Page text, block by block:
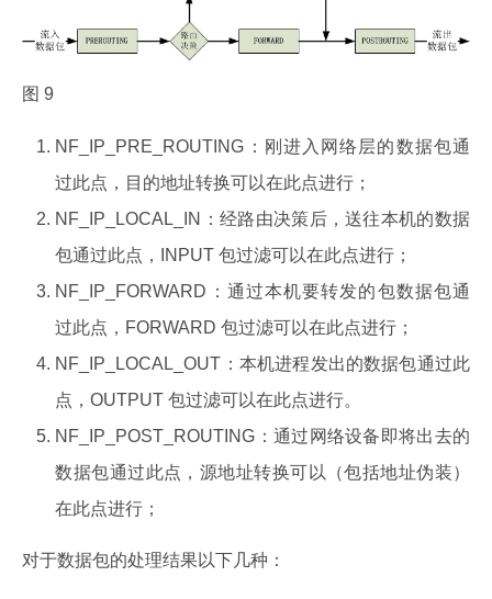
图 9
NF_IP_PRE_ROUTING：刚进入网络层的数据包通
过此点，目的地址转换可以在此点进行；
NF_IP_LOCAL_IN：经路由决策后，送往本机的数据
包通过此点，INPUT 包过滤可以在此点进行；
NF_IP_FORWARD：通过本机要转发的包数据包通
过此点，FORWARD 包过滤可以在此点进行；
NF_IP_LOCAL_OUT：本机进程发出的数据包通过此
点，OUTPUT 包过滤可以在此点进行。
NF_IP_POST_ROUTING：通过网络设备即将出去的
数据包通过此点，源地址转换可以（包括地址伪装）
在此点进行；
对于数据包的处理结果以下几种：